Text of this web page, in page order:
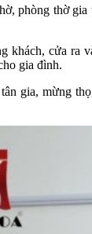
phòng thờ
khách, cửa ra
gia đình.
gia, mừng